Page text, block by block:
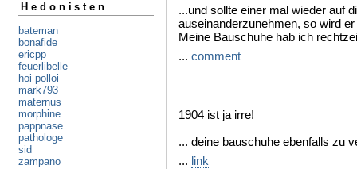
Hedonisten
bateman
bonafide
ericpp
feuerlibelle
hoi polloi
mark793
maternus
morphine
pappnase
pathologe
sid
zampano
...und sollte einer mal wieder auf
auseinanderzunehmen, so wird
Meine Bauschuhe hab ich
... comment
1904 ist ja irre!
... deine bauschuhe ebenfalls zu
... link